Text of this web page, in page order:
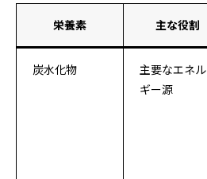
栄養素 主な役割
炭水化物
主要なエネル
ギー源